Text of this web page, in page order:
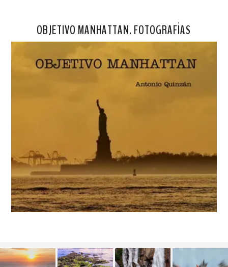
OBJETIVO MANHATTAN. FOTOGRAFÍAS